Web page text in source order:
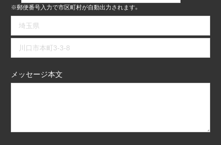
※郵便番号入力で市区町村が自動出力されます。
メッセージ本文